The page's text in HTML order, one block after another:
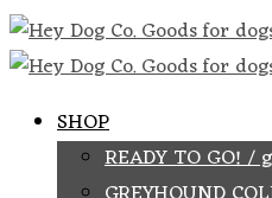
SHOP
READY TO GO! /